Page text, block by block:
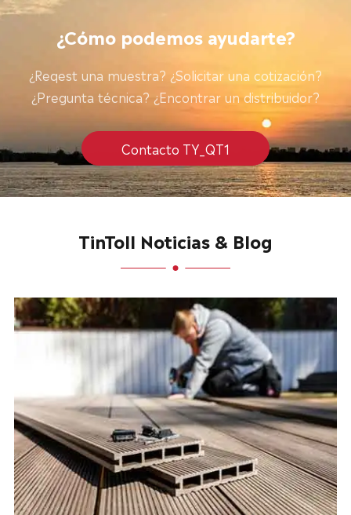
¿Cómo podemos ayudarte?
¿Reqest una muestra? ¿Solicitar una cotización?
¿Pregunta técnica? ¿Encontrar un distribuidor?
Contacto TY_QT1
TinToll Noticias & Blog